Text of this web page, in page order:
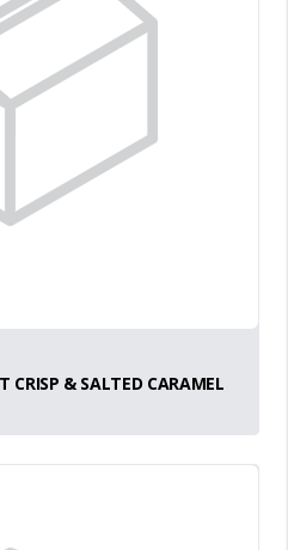
CRISP & SALTED CARAMEL